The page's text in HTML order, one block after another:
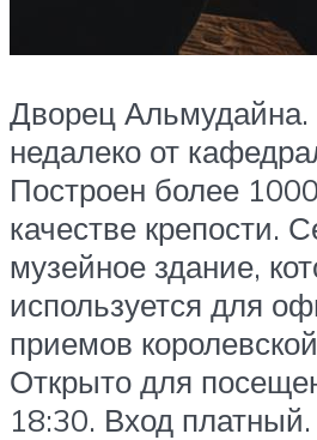
Дворец Альмудайна.
недалеко от
Построен более
качестве крепости.
музейное здание,
используется для
приемов
Открыто для
18:30. Вход платный.